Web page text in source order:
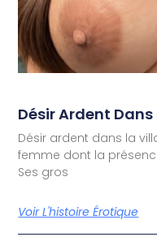
Désir Ardent Dans
Désir ardent dans la
femme dont la
Ses gros
Voir L'histoire Érotique